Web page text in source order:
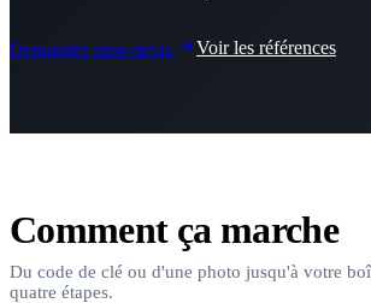
Demander mon devis Voir les références
Comment ça marche
Du code de clé ou d'une photo jusqu'à votre
quatre étapes.